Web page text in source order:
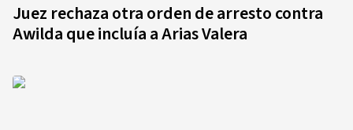
Juez rechaza otra orden de arresto contra
Awilda que incluía a Arias Valera